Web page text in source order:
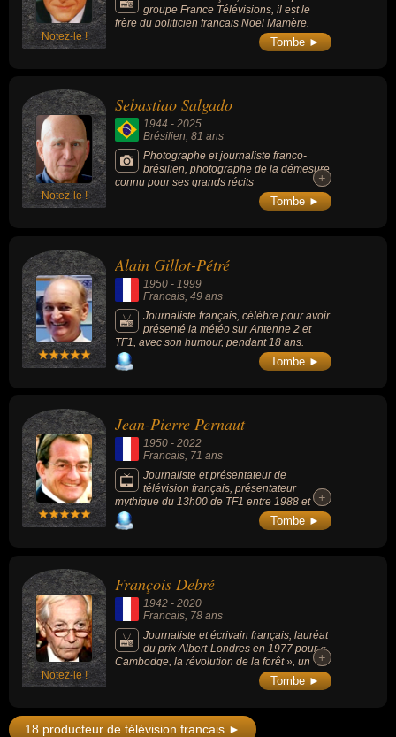
Notez-le !
groupe France Télévisions, il est le
frère du politicien français Noël Mamère.
Tombe ►
Notez-le !
Sebastiao Salgado
1944 - 2025
Brésilien, 81 ans
Photographe et journaliste franco-
brésilien, photographe de la démesure
connu pour ses grands récits
photographiques en noir et blanc, il était l’un
des derniers héritiers de la photographie
+
+
Tombe ►
Alain Gillot-Pétré
1950 - 1999
Francais, 49 ans
Journaliste français, célèbre pour avoir
présenté la météo sur Antenne 2 et
TF1, avec son humour, pendant 18 ans.
Tombe ►
Jean-Pierre Pernaut
1950 - 2022
Francais, 71 ans
Journaliste et présentateur de
télévision français, présentateur
mythique du 13h00 de TF1 entre 1988 et
2020, il avait mis les territoires de France sur
le devant de la scène. Présentateur sur TF1
+
+
Tombe ►
Notez-le !
François Debré
1942 - 2020
Francais, 78 ans
Journaliste et écrivain français, lauréat
du prix Albert-Londres en 1977 pour «
Cambodge, la révolution de la forêt », un
essai sur les Khmers rouges. Collaborateur
de plusieurs journaux et chaînes de
Debré et Bernard Debré.
+
+
Tombe ►
18 producteur de télévision francais ►